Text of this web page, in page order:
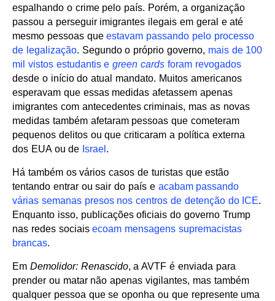
espalhando o crime pelo país. Porém, a organização
passou a perseguir imigrantes ilegais em geral e até
mesmo pessoas queestavam passando pelo processo
de legalização. Segundo o próprio governo, mais de 100
mil vistos estudantis egreen cards foram revogados
desde o início do atual mandato. Muitos americanos
esperavam que essas medidas afetassem apenas
imigrantes com antecedentes criminais, mas as novas
medidas também afetaram pessoas que cometeram
pequenos delitos ou que criticaram a política externa
dos EUA ou de Israel .
Há também os vários casos de turistas que estão
tentando entrar ou sair do país e acabam passando
várias semanas presos nos centros de detenção do ICE.
Enquanto isso, publicações oficiais do governo Trump
nas redes sociaisecoam mensagens supremacistas
brancas.
Em Demolidor: Renascido, a AVTF é enviada para
prender ou matar não apenas vigilantes, mas também
qualquer pessoa que se oponha ou que represente uma